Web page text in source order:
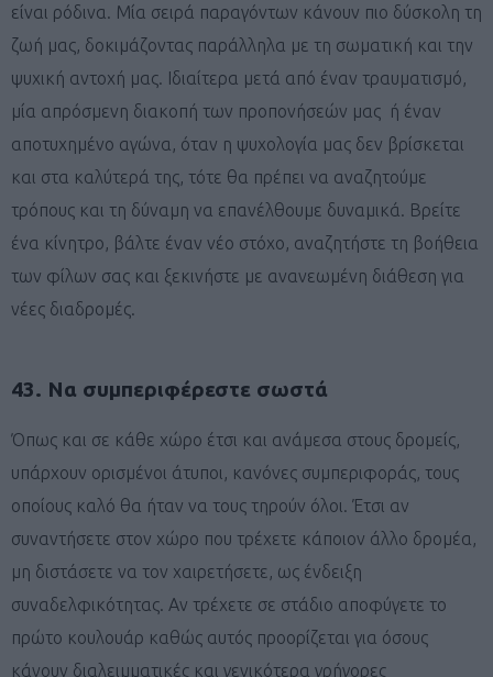
είναι ρόδινα. Μία σειρά παραγόντων κάνουν πιο δύσκολη τη
ζωή μας, δοκιμάζοντας παράλληλα με τη σωματική και την
ψυχική αντοχή μας. Ιδιαίτερα μετά από έναν τραυματισμό,
μία απρόσμενη διακοπή των προπονήσεών μας ή έναν
αποτυχημένο αγώνα, όταν η ψυχολογία μας δεν βρίσκεται
και στα καλύτερά της, τότε θα πρέπει να αναζητούμε
τρόπους και τη δύναμη να επανέλθουμε δυναμικά. Βρείτε
ένα κίνητρο, βάλτε έναν νέο στόχο, αναζητήστε τη βοήθεια
των φίλων σας και ξεκινήστε με ανανεωμένη διάθεση για
νέες διαδρομές.
43. Να συμπεριφέρεστε σωστά
Όπως και σε κάθε χώρο έτσι και ανάμεσα στους δρομείς,
υπάρχουν ορισμένοι άτυποι, κανόνες συμπεριφοράς, τους
οποίους καλό θα ήταν να τους τηρούν όλοι. Έτσι αν
συναντήσετε στον χώρο που τρέχετε κάποιον άλλο δρομέα,
μη διστάσετε να τον χαιρετήσετε, ως ένδειξη
συναδελφικότητας. Αν τρέχετε σε στάδιο αποφύγετε το
πρώτο κουλουάρ καθώς αυτός προορίζεται για όσους
κάνουν διαλειμματικές και γενικότερα γρήγορες